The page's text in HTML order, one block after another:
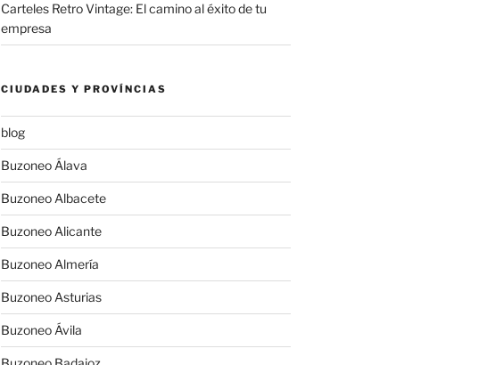
Carteles Retro Vintage: El camino al éxito de tu
empresa
CIUDADES Y PROVÍNCIAS
blog
Buzoneo Álava
Buzoneo Albacete
Buzoneo Alicante
Buzoneo Almería
Buzoneo Asturias
Buzoneo Ávila